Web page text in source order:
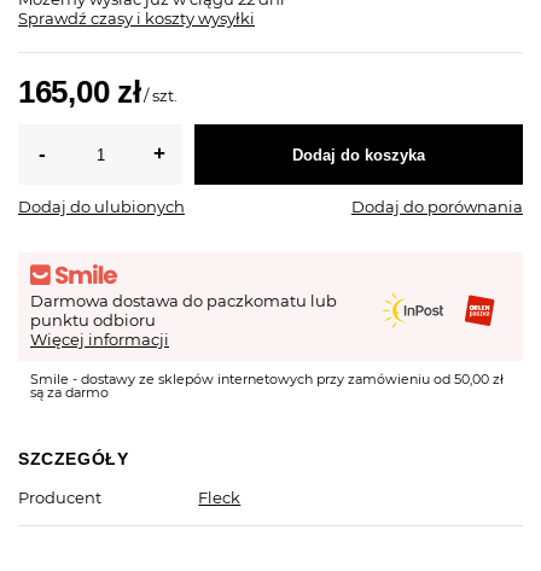
Sprawdź czasy i koszty wysyłki
165,00 zł/szt.
Dodaj do koszyka
Dodaj do ulubionych Dodaj do porównania
Darmowa dostawa do paczkomatu lub
punktu odbioru
Więcej informacji
Smile - dostawy ze sklepów internetowych przy zamówieniu od 50,00 zł
są za darmo
SZCZEGÓŁY
Producent
Fleck